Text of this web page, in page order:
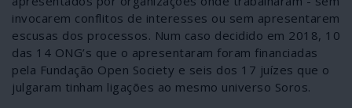
invocarem conflitos de interesses ou sem apresentarem
escusas dos processos. Num caso decidido em 2018, 10
das 14 ONG’s que o apresentaram foram financiadas
pela Fundação Open Society e seis dos 17 juízes que o
julgaram tinham ligações ao mesmo universo Soros.